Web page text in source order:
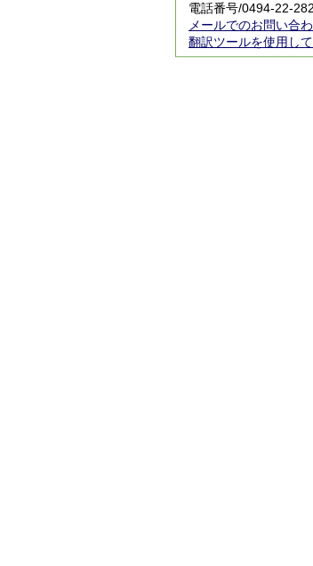
電話番号/0494-22-
メールでのお問い合
翻訳ツールを使用し